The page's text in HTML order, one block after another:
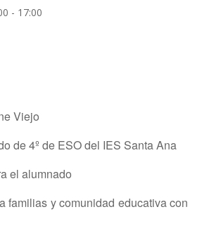
- 17:00
Viejo
de 4º de ESO del IES Santa Ana
el alumnado
familias y comunidad educativa con